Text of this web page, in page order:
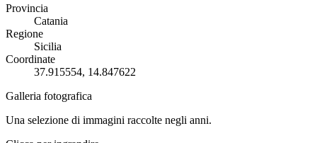
Provincia
Catania
Regione
Sicilia
Coordinate
37.915554, 14.847622
Galleria fotografica
Una selezione di immagini raccolte negli anni.